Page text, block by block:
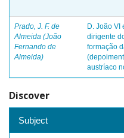
Prado, J. F. de
Almeida (João
Fernando de
Almeida)
D. João VI
dirigente
formação
austríaco
Discover
Subject